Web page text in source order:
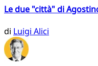
Le due "città" di
di Luigi Alici